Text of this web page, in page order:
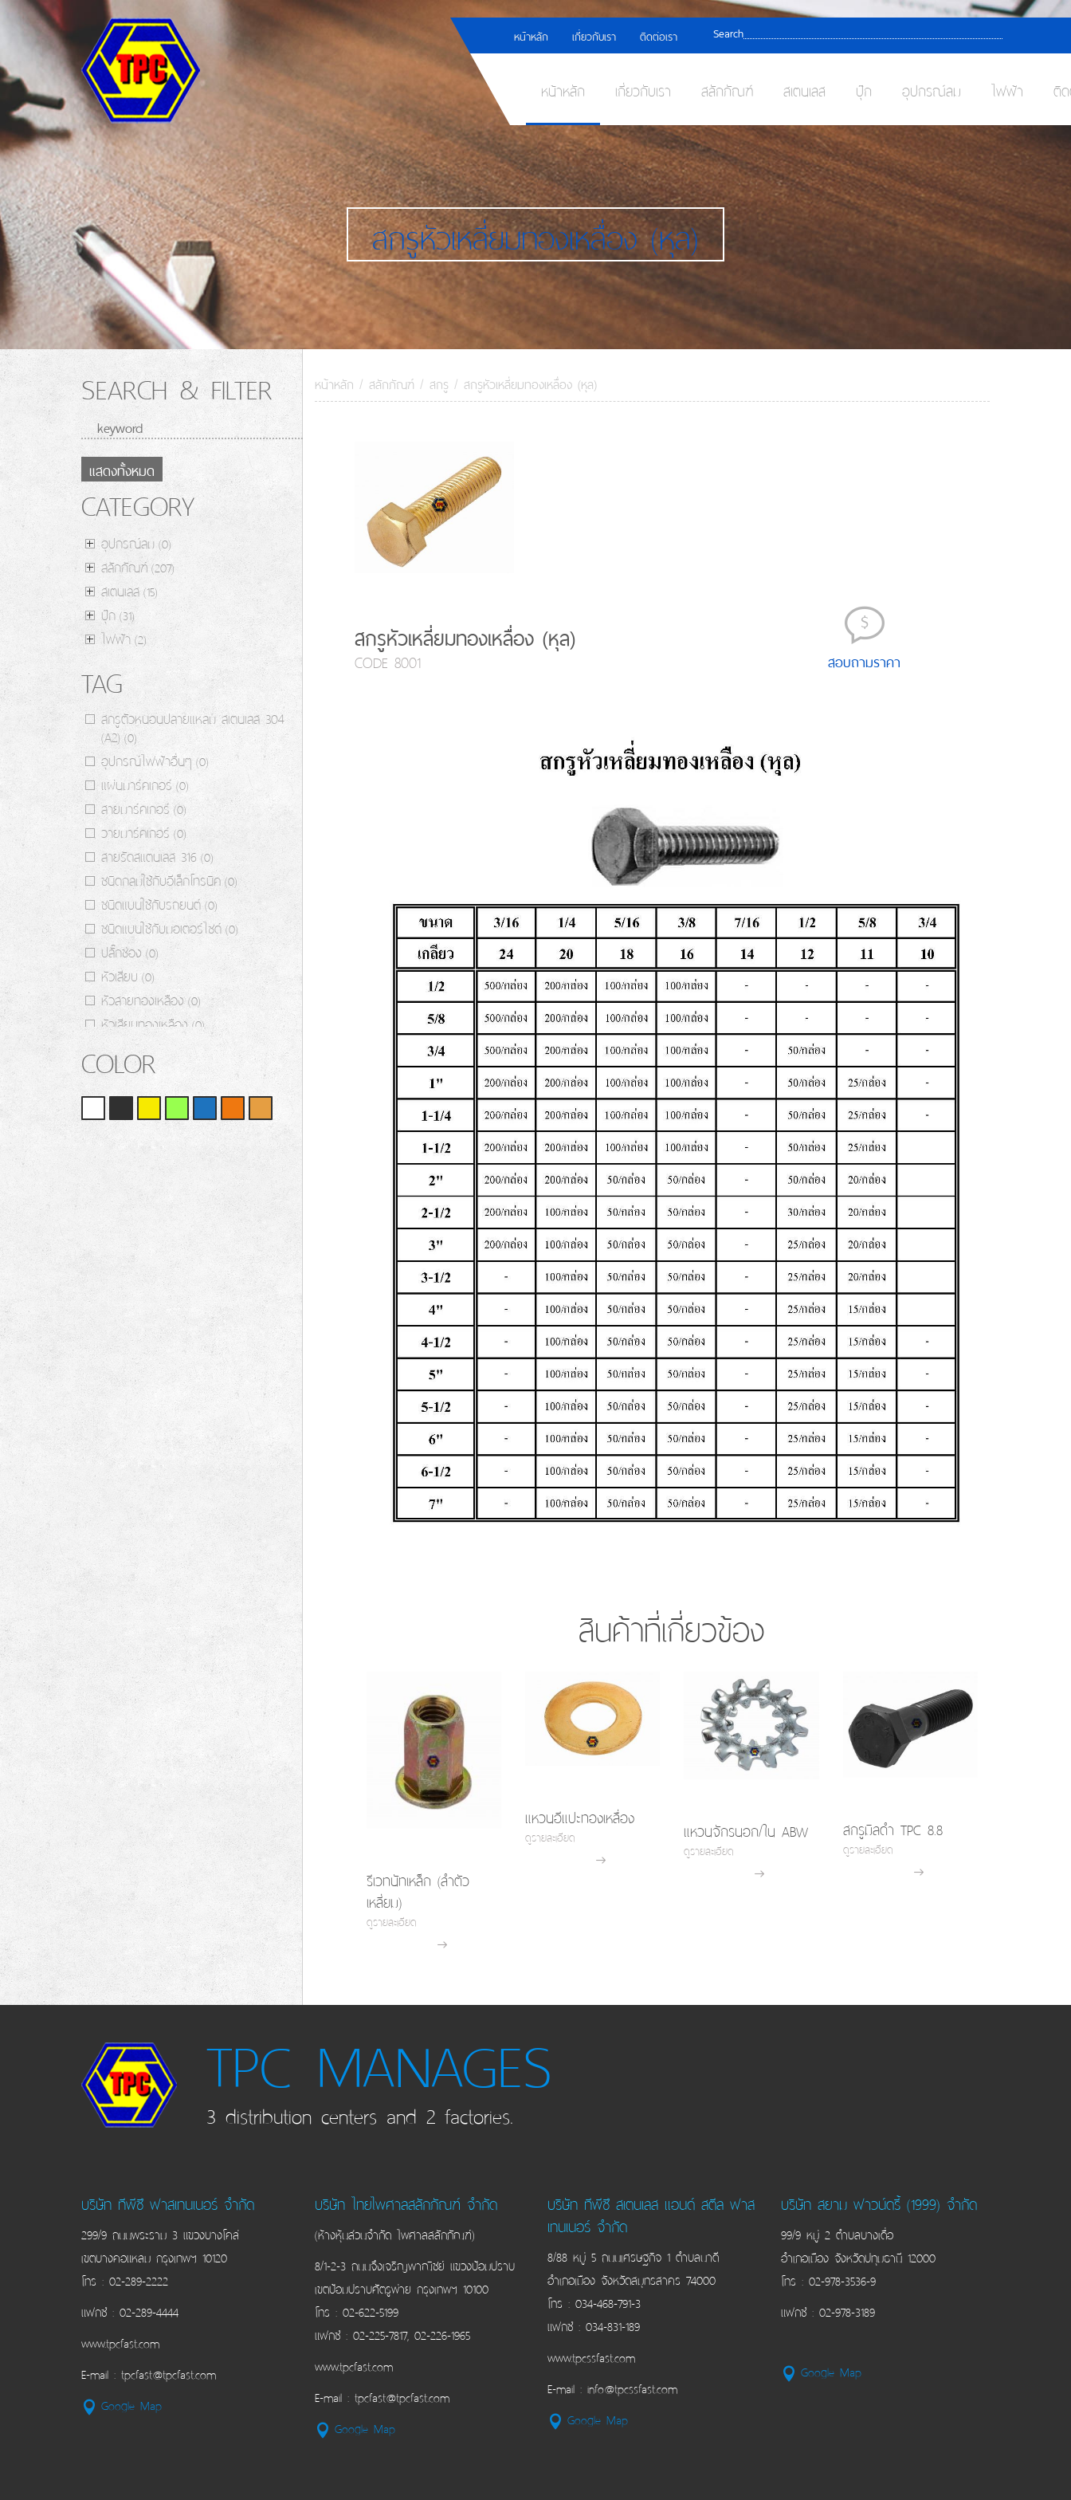
หน้าหลัก เกี่ยวกับเรา ติดต่อเรา Search
หน้าหลัก เกี่ยวกับเรา สลักภัณฑ์ สเตนเลส ปุ๊ก อุปกรณ์ลม ไฟฟ้า ติ
สกรูหัวเหลี่ยมทองเหลื่อง (หุล)
SEARCH & FILTER
แสดงทั้งหมด
CATEGORY
อุปกรณ์ลม(0)
สลักภัณฑ์(207)
สเตนเลส(15)
ปุ๊ก(31)
ไฟฟ้า(2)
TAG
สกรูตัวหนอนปลายแหลม สเตนเลส 304
(A2)(0)
อุปกรณ์ไฟฟ้าอื่นๆ (0)
แผ่นมาร์คเกอร์ (0)
สายมาร์คเกอร์ (0)
วายมาร์คเกอร์ (0)
สายรัดสแตนเลส 316 (0)
ชนิดกลมใช้กับอีเล็กโทรนิค(0)
ชนิดแบนใช้กับรถยนต์(0)
ชนิดแบนใช้กับมอเตอร์ไซด์(0)
ปลั๊กช่อง (0)
หัวเสียบ (0)
หัวสายทองเหลือง (0)
หัวเสียบทองเหลือง (0)
คีมย้ำหางปลา
ตลับแยกสายไฟ (0)
หัวเสียบหุ้มฉนวน(0)
หางปลาหุ้มจิ๋ว(0)
หางปลาเปลือย (0)
หางปลาหุ้มฉนวน
ปากกาพ่นสี
ตัววัดองศา
กาพ่นสี
ตลับสายลมและปืนลม
ชุดเจียร์,ชุดตะปู,ชุดแม็กซ์ (0)
บล็อกและไขควง (0)
ชุดกรองลม (0)
ดอกไขควงหัวเดียว (0)
ดอกไขควง 2 หัว (0)
ดอกไขควงชนิดสั้น (0)
สายลมและท่อขดสปริง
ลูกคอปเปอร์โฮเรี้ยนทองเหลือง (0)
คอปเปอร์โฮเรี้ยนทองเหลือง
ตัวแยกคอปเปอร์
ลูกคอปเปอร์รุ่นจิ๋ว
คอปเปอร์รุ่นจิ๋ว
พลาสติกคอปเปอร์
ลูกคอปเปอร์ (0)
คอปเปอร์รุ่นสัมผัสเดียวขอบกันหลุด (0)
คอปเปอร์รุ่นสัมผัสเดียว (0)
คอปเปอร์รุ่นมาตรฐาน (0)
ข้อต่อสวมเร็ว
สายลม (0)
ประปา (0)
ข้อต่อสลีพ (0)
ข้อต่อแฟลร์ (0)
RECOIL
(0)
ทองแดง
ไฟเบอร์ (0)
อลูมิเนียม
พลาสติก (0)
สแตนเลส
เหล็ก(0)
COLOR
หน้าหลัก / สลักภัณฑ์ / สกรู / สกรูหัวเหลี่ยมทองเหลื่อง (หุล)
สกรูหัวเหลี่ยมทองเหลื่อง (หุล)
CODE 8001
$
สอบถามราคา
สินค้าที่เกี่ยวข้อง
รีเวทนัทเหล็ก (ลำตัว
เหลี่ยม)
ดูรายละเอียด
แหวนอีแปะทองเหลื่อง
ดูรายละเอียด แหวนจักรนอก/ใน ABW
ดูรายละเอียด
สกรูมิลดำ TPC 8.8
ดูรายละเอียด
TPC MANAGES
3 distribution centers and 2 factories.
บริษัท ทีพีซี ฟาสเทนเนอร์ จำกัด
299/9 ถนนพระราม 3 แขวงบางโคล่
เขตบางคอแหลม กรุงเทพฯ 10120
โทร : 02-289-2222
แฟกซ์ : 02-289-4444
www.tpcfast.com
E-mail : tpcfast@tpcfast.com
Google Map
บริษัท ไทยไพศาลสลักภัณฑ์ จำกัด
(ห้างหุ้นส่วนจำกัด ไพศาลสลักภัณฑ์)
8/1-2-3 ถนนจึงเจริญพาณิชย์ แขวงป้อมปราบ
เขตป้อมปราบศัตรูพ่าย กรุงเทพฯ 10100
โทร : 02-622-5199
แฟกซ์ : 02-225-7817, 02-226-1965
www.tpcfast.com
E-mail : tpcfast@tpcfast.com
Google Map
บริษัท ทีพีซี สเตนเลส แอนด์ สตีล ฟาส
เทนเนอร์ จำกัด
8/88 หมู่ 5 ถนนเศรษฐกิจ 1 ตำบลนาดี
อำเภอเมือง จังหวัดสมุทรสาคร 74000
โทร : 034-468-791-3
แฟกซ์ : 034-831-189
www.tpcssfast.com
E-mail : info@tpcssfast.com
Google Map
บริษัท สยาม ฟาวน์ดรี้ (1999) จำกัด
99/9 หมู่ 2 ตำบลบางเดื่อ
อำเภอเมือง จังหวัดปทุมธานี 12000
โทร : 02-978-3536-9
แฟกซ์ : 02-978-3189
Google Map